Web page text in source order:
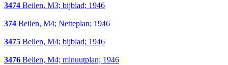
3474 Beilen, M3; bijblad; 1946
374 Beilen, M4; Netteplan; 1946
3475 Beilen, M4; bijblad; 1946
3476 Beilen, M4; minuutplan; 1946